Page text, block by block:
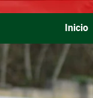
Inicio